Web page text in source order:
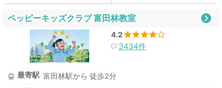
ペッピーキッズクラブ 富田林教室
4.2
3434件
最寄駅 富田林駅から 徒歩2分